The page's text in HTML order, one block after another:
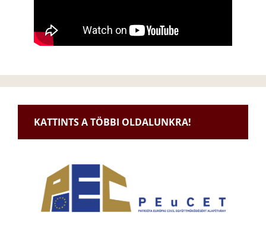
KATTINTS A TÖBBI OLDALUNKRA!